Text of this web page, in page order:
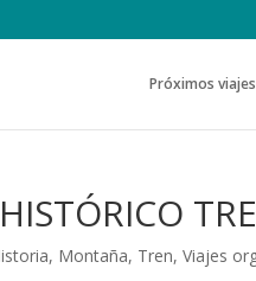
Próximos viajes
, Montaña, Tren,Viajes